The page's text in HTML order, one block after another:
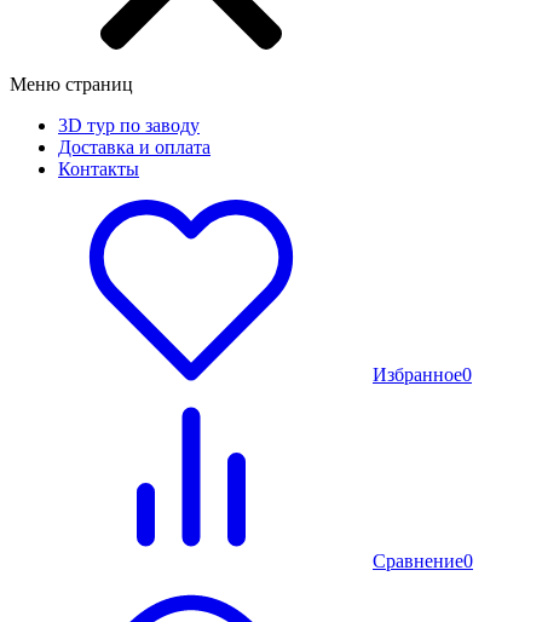
Меню страниц
3D тур по заводу
Доставка и оплата
Контакты
Избранное0
Сравнение0